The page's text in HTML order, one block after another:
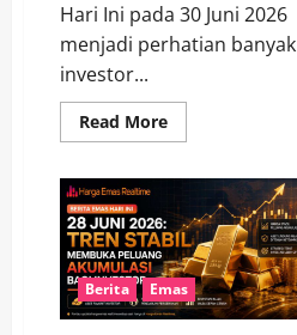
Hari Ini pada 30 Juni 2026
menjadi perhatian banyak
investor...
Read MoreRead
more
Hari
Ini
30
Juni
2026:
Tren
Harga
Berpotensi
Berita Emas